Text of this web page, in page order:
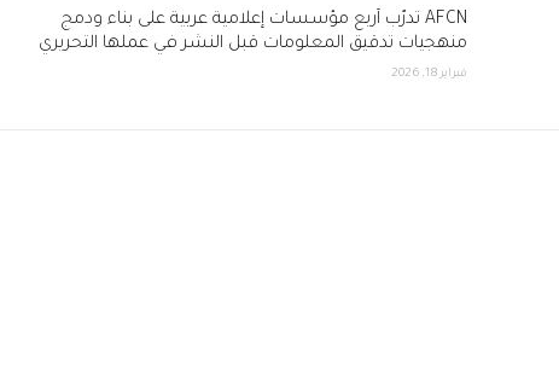
AFCN تدرّب أربع مؤسسات إعلامية عربية على بناء ودمج
منهجيات تدقيق المعلومات قبل النشر في عملها التحريري
فبراير 18, 2026